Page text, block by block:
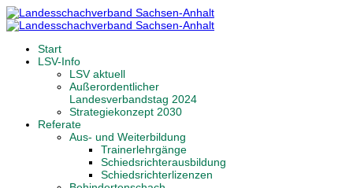
Start
LSV-Info
LSV aktuell
Außerordentlicher
Landesverbandstag 2024
Strategiekonzept 2030
Referate
Aus- und Weiterbildung
Trainerlehrgänge
Schiedsrichterausbildung
Schiedsrichterlizenzen